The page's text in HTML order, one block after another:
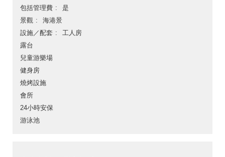
包括管理費
是
景觀
海港景
設施／配套
工人房
露台
兒童游樂場
健身房
燒烤設施
會所
24小時安保
游泳池